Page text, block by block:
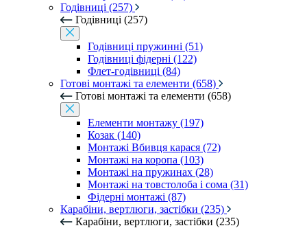
Годівниці (257)
Годівниці (257)
Годівниці пружинні (51)
Годівниці фідерні (122)
Флет-годівниці (84)
Готові монтажі та елементи (658)
Готові монтажі та елементи (658)
Елементи монтажу (197)
Козак (140)
Монтажі Вбивця карася (72)
Монтажі на коропа (103)
Монтажі на пружинах (28)
Монтажі на товстолоба і сома (31)
Фідерні монтажі (87)
Карабіни, вертлюги, застібки (235)
Карабіни, вертлюги, застібки (235)